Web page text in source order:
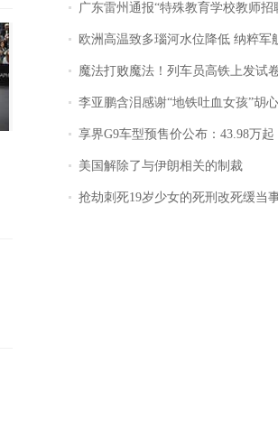
广东雷州通报“特殊教育学校教师招聘存在违规行为”：已启动问责程序
欧洲高温致多瑙河水位降低 纳粹军舰残骸
魔法打败魔法！列车员高铁上发试卷，小朋友一秒静音，12306回应：列车员个人行为
李亚鹏含泪感谢“地铁吐血女孩”胡心瑶为嫣然天使捐99999元：这份捐赠太沉重，尊重其捐赠意愿，个人向胡心瑶和她的病友
享界G9车型预售价公布：43.98万起
美国解除了与伊朗相关的制裁
抢劫刺死19岁少女的死刑改死缓当事人自述：出狱11年间始终刻意躲避